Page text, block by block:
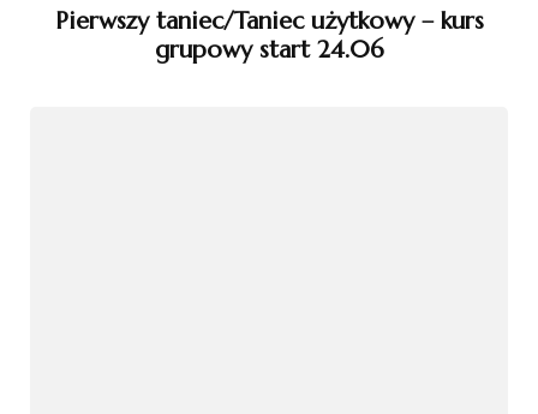
Pierwszy taniec/Taniec użytkowy – kurs
grupowy start 24.06